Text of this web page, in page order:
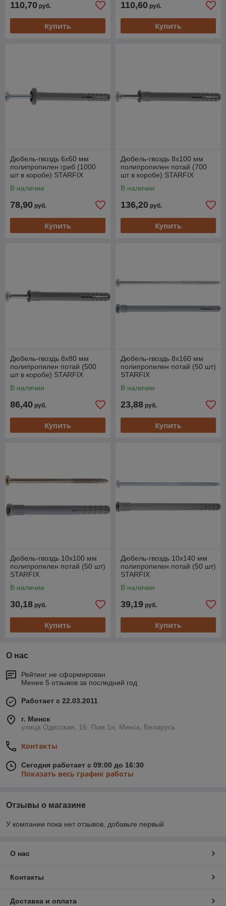
110,70 руб.
Купить
110,60 руб.
Купить
Дюбель-гвоздь 6х60 мм
полипропилен гриб (1000
шт в коробе) STARFIX
В наличии
78,90 руб.
Купить
Дюбель-гвоздь 8х100 мм
полипропилен потай (700
шт в коробе) STARFIX
В наличии
136,20 руб.
Купить
Дюбель-гвоздь 8х80 мм
полипропилен потай (500
шт в коробе) STARFIX
В наличии
86,40 руб.
Купить
Дюбель-гвоздь 8х160 мм
полипропилен потай (50 шт)
STARFIX
В наличии
23,88 руб.
Купить
Дюбель-гвоздь 10х100 мм
полипропилен потай (50 шт)
STARFIX
В наличии
30,18 руб.
Купить
Дюбель-гвоздь 10х140 мм
полипропилен потай (50 шт)
STARFIX
В наличии
39,19 руб.
Купить
О нас
Рейтинг не сформирован
Менее 5 отзывов за последний год
Работает с 22.03.2011
г. Минск
улица Одесская, 16, Пом.1н, Минск, Беларусь
Контакты
Сегодня работает с 09:00 до 16:30
Показать весь график работы
Отзывы о магазине
У компании пока нет отзывов, добавьте первый
О нас
Контакты
Доставка и оплата